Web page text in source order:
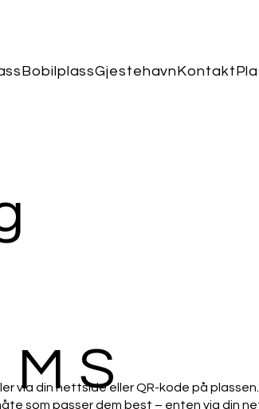
BobilplassGjestehavnKontakt
M S
via din nettside eller QR-kode på
som passer dem best – enten via din